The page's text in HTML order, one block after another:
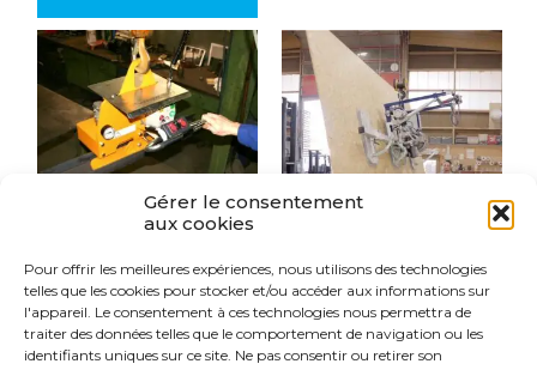
Gérer le consentement
aux cookies
Pour offrir les meilleures expériences, nous utilisons des technologies
telles que les cookies pour stocker et/ou accéder aux informations sur
l'appareil. Le consentement à ces technologies nous permettra de
traiter des données telles que le comportement de navigation ou les
identifiants uniques sur ce site. Ne pas consentir ou retirer son
PALONNIER À
VENTOUSES
POUR POUTRE
(MÉTAL)
PALONNIER À
VENTOUSES
POUR PLAQUES
ET PANNEAUX
BOIS